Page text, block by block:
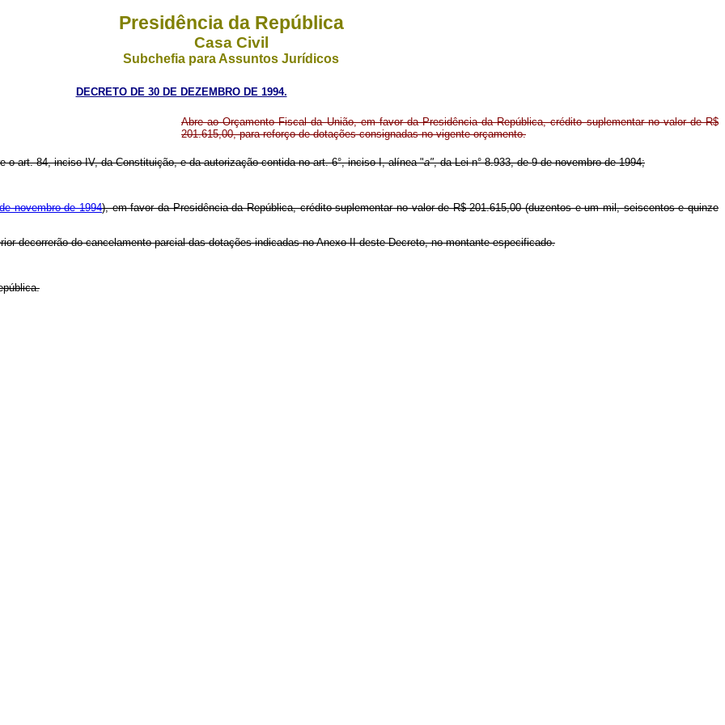
Presidência da República
Casa Civil
Subchefia para Assuntos Jurídicos
DECRETO DE 30 DE DEZEMBRO DE 1994.
Abre ao Orçamento Fiscal da União, em favor da Presidência da República, crédito suplementar no valor de R$
201.615,00, para reforço de dotações consignadas no vigente orçamento.
o art. 84, inciso IV, da Constituição, e da autorização contida no art. 6°, inciso I, alínea "a", da Lei n° 8.933, de 9 de novembro de 1994;
novembro de 1994), em favor da Presidência da República, crédito suplementar no valor de R$ 201.615,00 (duzentos e um mil, seiscentos e quinze
decorrerão do cancelamento parcial das dotações indicadas no Anexo II deste Decreto, no montante especificado.